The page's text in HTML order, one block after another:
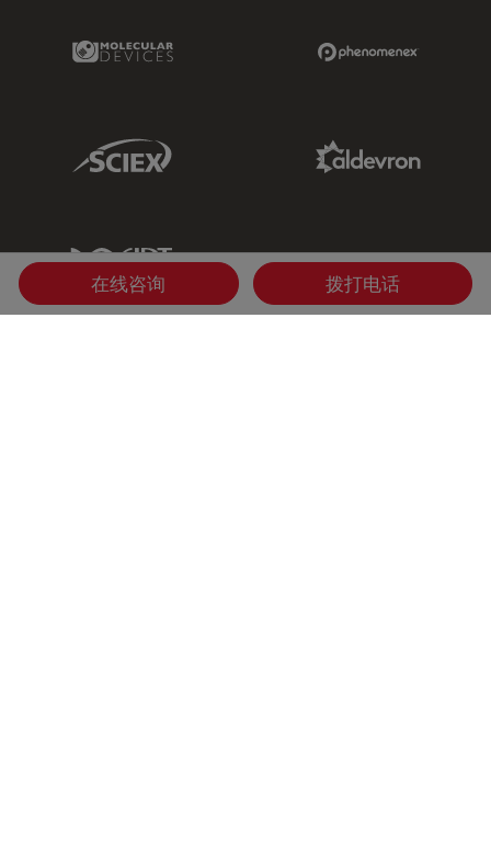
Molecular Devices Link
Sciex Link
IDT Link
在线咨询 拨打电话